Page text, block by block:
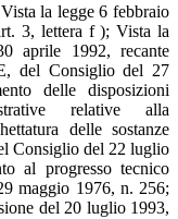
la legge 6 febbraio
3, lettera f ); Vista la
aprile 1992, recante
del Consiglio del 27
delle disposizioni
relative alla
delle sostanze
Consiglio del 22 luglio
al progresso tecnico
maggio 1976, n. 256;
del 20 luglio 1993,